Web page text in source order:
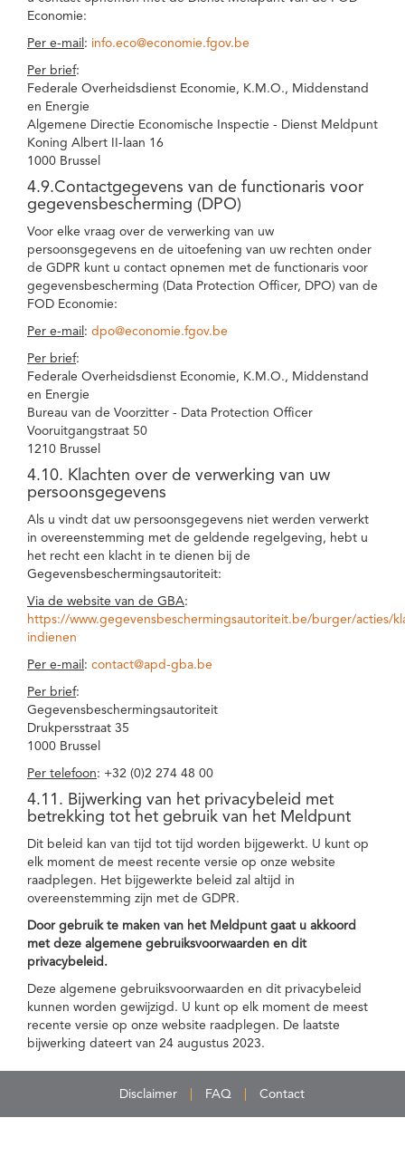
Economie:
Per e-mail : info.eco@economie.fgov.be
Per brief:
Federale Overheidsdienst Economie, K.M.O., Middenstand
en Energie
Algemene Directie Economische Inspectie - Dienst Meldpunt
Koning Albert II-laan 16
1000 Brussel
4.9.Contactgegevens van de functionaris voor
gegevensbescherming (DPO)
Voor elke vraag over de verwerking van uw
persoonsgegevens en de uitoefening van uw rechten onder
de GDPR kunt u contact opnemen met de functionaris voor
gegevensbescherming (Data Protection Officer, DPO) van de
FOD Economie:
Per e-mail : dpo@economie.fgov.be
Per brief:
Federale Overheidsdienst Economie, K.M.O., Middenstand
en Energie
Bureau van de Voorzitter - Data Protection Officer
Vooruitgangstraat 50
1210 Brussel
4.10. Klachten over de verwerking van uw
persoonsgegevens
Als u vindt dat uw persoonsgegevens niet werden verwerkt
in overeenstemming met de geldende regelgeving, hebt u
het recht een klacht in te dienen bij de
Gegevensbeschermingsautoriteit:
Via de website van de GBA:
https://www.gegevensbeschermingsautoriteit.be/burger/acties/
indienen
Per e-mail : contact@apd-gba.be
Per brief:
Gegevensbeschermingsautoriteit
Drukpersstraat 35
1000 Brussel
Per telefoon: +32 (0)2 274 48 00
4.11. Bijwerking van het privacybeleid met
betrekking tot het gebruik van het Meldpunt
Dit beleid kan van tijd tot tijd worden bijgewerkt. U kunt op
elk moment de meest recente versie op onze website
raadplegen. Het bijgewerkte beleid zal altijd in
overeenstemming zijn met de GDPR.
Door gebruik te maken van het Meldpunt gaat u akkoord
met deze algemene gebruiksvoorwaarden en dit
privacybeleid.
Deze algemene gebruiksvoorwaarden en dit privacybeleid
kunnen worden gewijzigd. U kunt op elk moment de meest
recente versie op onze website raadplegen. De laatste
bijwerking dateert van 24 augustus 2023.
Disclaimer FAQ Contact